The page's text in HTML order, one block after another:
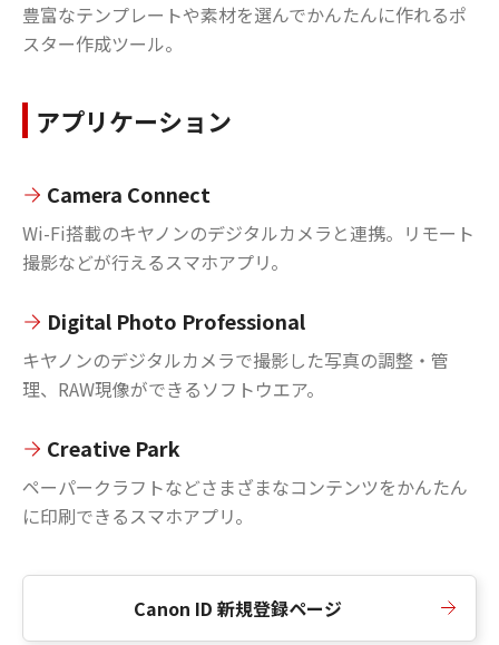
豊富なテンプレートや素材を選んでかんたんに作れるポ
スター作成ツール。
アプリケーション
Camera Connect
Wi-Fi搭載のキヤノンのデジタルカメラと連携。リモート
撮影などが行えるスマホアプリ。
Digital Photo Professional
キヤノンのデジタルカメラで撮影した写真の調整・管
理、RAW現像ができるソフトウエア。
Creative Park
ペーパークラフトなどさまざまなコンテンツをかんたん
に印刷できるスマホアプリ。
Canon ID 新規登録ページ